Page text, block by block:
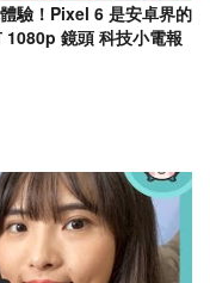
驗！Pixel 6 是安卓界的
鏡頭 科技小電報